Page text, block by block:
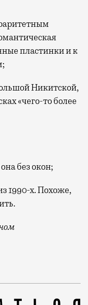
пластинки и к
Никитской,
«чего-то более
без окон;
1990-х. Похоже,
1) открыт